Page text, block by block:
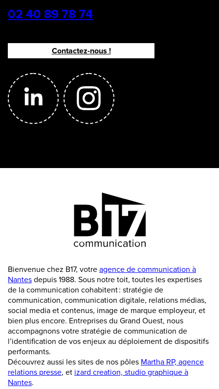
02 40 89 78 74
Contactez-nous !
Bienvenue chez B17, votreagence de communication à
Nantesdepuis 1988. Sous notre toit, toutes les expertises
de la communication cohabitent : stratégie de
communication, communication digitale, relations médias,
social media et contenus, image de marque employeur, et
bien plus encore. Entreprises du Grand Ouest, nous
accompagnons votre stratégie de communication de
l’identification de vos enjeux au déploiement de dispositifs
performants.
Découvrez aussi les sites de nos pôles Martha RP, agence
relations presse, et izard creation, studio graphique à
Nantes.